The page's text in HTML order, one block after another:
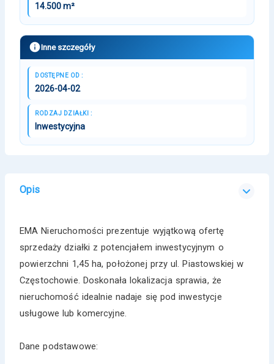
14.500 m²
Inne szczegóły
DOSTĘPNE OD :
2026-04-02
RODZAJ DZIAŁKI :
Inwestycyjna
Opis
EMA Nieruchomości prezentuje wyjątkową ofertę
sprzedaży działki z potencjałem inwestycyjnym o
powierzchni 1,45 ha, położonej przy ul. Piastowskiej w
Częstochowie. Doskonała lokalizacja sprawia, że
nieruchomość idealnie nadaje się pod inwestycje
usługowe lub komercyjne.
Dane podstawowe: